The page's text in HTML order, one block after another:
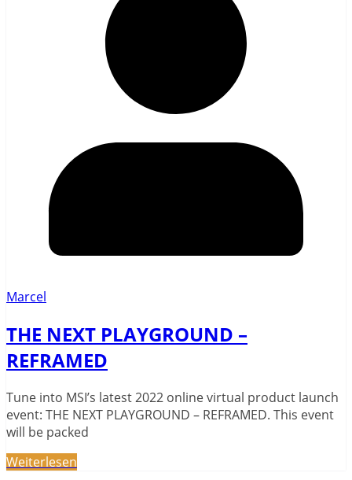
Marcel
THE NEXT PLAYGROUND –
REFRAMED
Tune into MSI’s latest 2022 online virtual product launch
event: THE NEXT PLAYGROUND – REFRAMED. This event
will be packed
Weiterlesen